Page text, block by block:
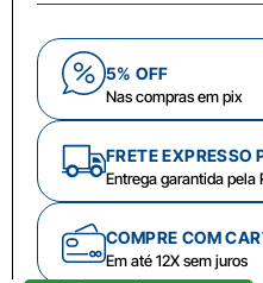
5% OFF
Nas compras em pix
FRETE EXPRESSO
Entrega garantida pela
COMPRE COM
Em até 12X sem juros